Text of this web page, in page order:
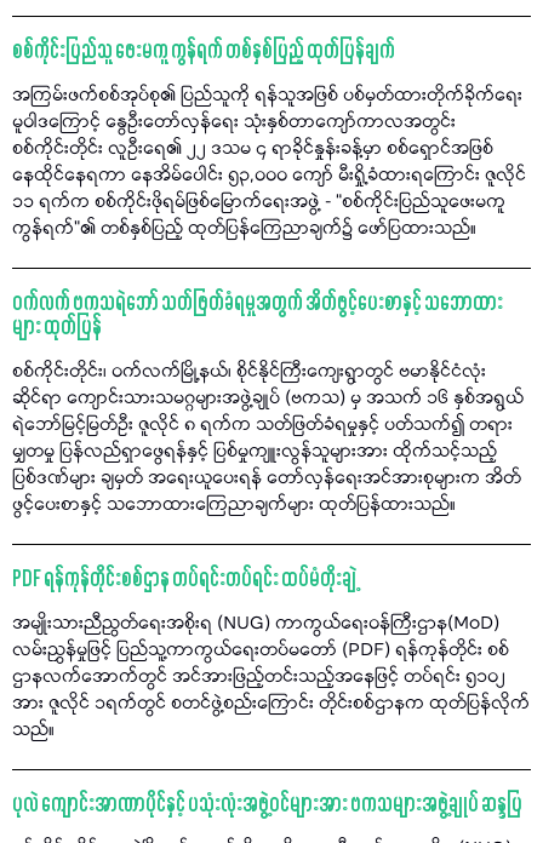
စစ်ကိုင်းပြည်သူ ဖေးမကူ ကွန်ရက် တစ်နှစ်ပြည့် ထုတ်ပြန်ချက်
အကြမ်းဖက်စစ်အုပ်စု၏ ပြည်သူကို ရန်သူအဖြစ် ပစ်မှတ်ထားတိုက်ခိုက်ရေး
မူဝါဒကြောင့် နွေဦးတော်လှန်ရေး သုံးနှစ်တာကျော်ကာလအတွင်း
စစ်ကိုင်းတိုင်း လူဦးရေ၏ ၂၂ ဒသမ ၄ ရာခိုင်နှုန်းခန့်မှာ စစ်ရှောင်အဖြစ်
နေထိုင်နေရကာ နေအိမ်ပေါင်း ၅၃,၀၀၀ ကျော် မီးရှို့ခံထားရကြောင်း ဇူလိုင်
၁၁ ရက်က စစ်ကိုင်းဖိုရမ်ဖြစ်မြောက်ရေးအဖွဲ့ - “စစ်ကိုင်းပြည်သူဖေးမကူ
ကွန်ရက်"၏ တစ်နှစ်ပြည့် ထုတ်ပြန်ကြေညာချက်၌ ဖော်ပြထားသည်။
ဝက်လက် ဗကသရဲဘော် သတ်ဖြတ်ခံရမှုအတွက် အိတ်ဖွင့်ပေးစာနှင့် သဘောထား
များ ထုတ်ပြန်
စစ်ကိုင်းတိုင်း၊ ဝက်လက်မြို့နယ်၊ စိုင်နိုင်ကြီးကျေးရွာတွင် ဗမာနိုင်ငံလုံး
ဆိုင်ရာ ကျောင်းသားသမဂ္ဂများအဖွဲ့ချုပ် (ဗကသ) မှ အသက် ၁၆ နှစ်အရွယ်
ရဲဘော်မြင့်မြတ်ဦး ဇူလိုင် ၈ ရက်က သတ်ဖြတ်ခံရမှုနှင့် ပတ်သက်၍ တရား
မျှတမှု ပြန်လည်ရှာဖွေရန်နှင့် ပြစ်မှုကျူးလွန်သူများအား ထိုက်သင့်သည့်
ပြစ်ဒဏ်များ ချမှတ် အရေးယူပေးရန် တော်လှန်ရေးအင်အားစုများက အိတ်
ဖွင့်ပေးစာနှင့် သဘောထားကြေညာချက်များ ထုတ်ပြန်ထားသည်။
PDF ရန်ကုန်တိုင်းစစ်ဌာန တပ်ရင်းတပ်ရင်း ထပ်မံတိုးချဲ့
အမျိုးသားညီညွတ်ရေးအစိုးရ (NUG) ကာကွယ်ရေးဝန်ကြီးဌာန(MoD)
လမ်းညွှန်မှုဖြင့် ပြည်သူ့ကာကွယ်ရေးတပ်မတော် (PDF) ရန်ကုန်တိုင်း စစ်
ဌာနလက်အောက်တွင် အင်အားဖြည့်တင်းသည့်အနေဖြင့် တပ်ရင်း ၅၁၀၂
အား ဇူလိုင် ၁ရက်တွင် စတင်ဖွဲ့စည်းကြောင်း တိုင်းစစ်ဌာနက ထုတ်ပြန်လိုက်
သည်။
ပုလဲ ကျောင်းအာဏာပိုင်နှင့် ပသုံးလုံးအဖွဲ့ဝင်များအား ဗကသများအဖွဲ့ချုပ် ဆန္ဒပြ